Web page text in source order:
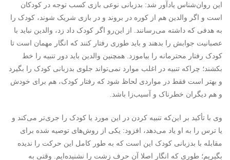
این روان‌شناس یادآور شد: بدزبانی نوعی بازی کسب توجه در کودکان
است و اگر والدین هم از کوره در بروند و در بازی شریک شوند، کودک را
به هدفی که داشته می‌رسانند. از این‌رو اگر کودک داد زد، والدین نباید با
عصبانیت جوابش را بدهند و باید طوری رفتار کنند که انگار مهمان است تا
کودک رفتار محترمانه را بیاموزد. همچنین والدین باید دور تنبیه را خط
بکشند؛ چراکه تنبیه در اغلب موارد نمی‌تواند جلوی بدزبانی کودک را بگیرد
و بهتر است فقط در مواردی لحاظ شود که رفتار کودک، هم برای خودش
و هم دیگران خطرناک و آسیب‌زا باشد.
وی با تأکید بر این‌که تنبیه کردن در این مورد یا کودک را جری‌تر می‌کند و
یا ترس را به او یاد می‌دهد، افزود: یکی از روش‌های توصیه شده برای
مقابله با بدزبانی کودک این است که به طور کامل این حرکت را ندیده
بگیریم؛ طوری که انگار اصلا آن حرف زشت را نشنیده‌ایم. وقتی به